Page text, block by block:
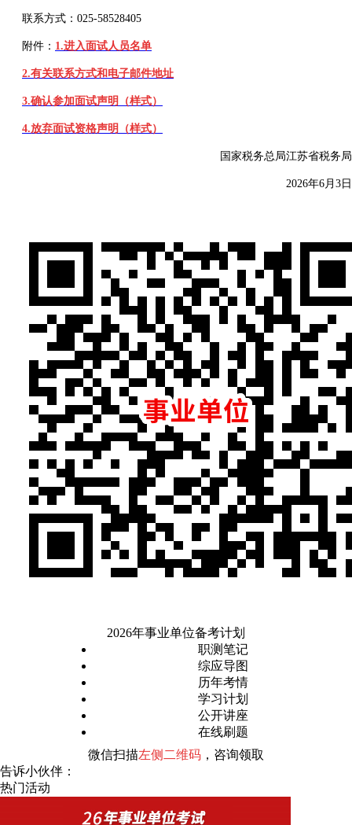
联系方式：025-58528405
附件： 1.进入面试人员名单
2.有关联系方式和电子邮件地址
3.确认参加面试声明（样式）
4.放弃面试资格声明（样式）
国家税务总局江苏省税务局
2026年6月3日
2026年事业单位备考计划
职测笔记
综应导图
历年考情
学习计划
公开讲座
在线刷题
微信扫描左侧二维码 ，咨询领取
告诉小伙伴：
热门活动